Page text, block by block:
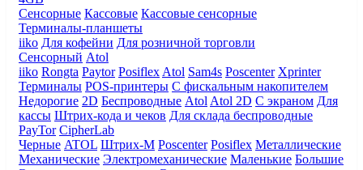
Сенсорные Кассовые Кассовые сенсорные
Терминалы-планшеты
iiko Для кофейни Для розничной торговли
Сенсорный Atol
iiko Rongta Paytor Posiflex Atol Sam4s Poscenter Xprinter
Терминалы POS-принтеры С фискальным накопителем
Недорогие 2D Беспроводные Atol Atol 2D С экраном Для
кассы Штрих-кода и чеков Для склада беспроводные
PayTor CipherLab
Черные ATOL Штрих-М Poscenter Posiflex Металлические
Механические Электромеханические Маленькие Большие